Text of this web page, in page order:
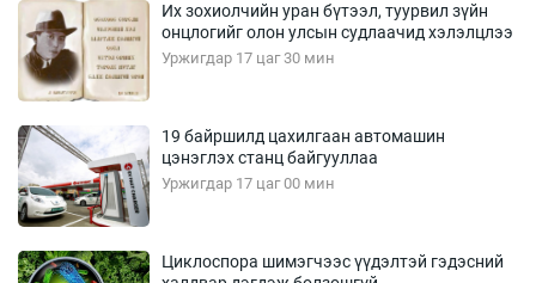
Их зохиолчийн уран бүтээл, туурвил зүйн
онцлогийг олон улсын судлаачид хэлэлцлээ
Уржигдар 17 цаг 30 мин
19 байршилд цахилгаан автомашин
цэнэглэх станц байгууллаа
Уржигдар 17 цаг 00 мин
Циклоспора шимэгчээс үүдэлтэй гэдэсний